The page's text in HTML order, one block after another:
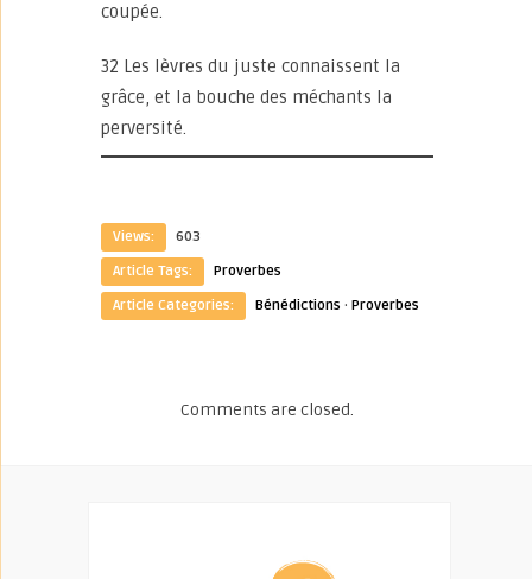
coupée.
32 Les lèvres du juste connaissent la
grâce, et la bouche des méchants la
perversité.
Views:
603
Article Tags:
Proverbes
Article Categories:
Bénédictions · Proverbes
Comments are closed.